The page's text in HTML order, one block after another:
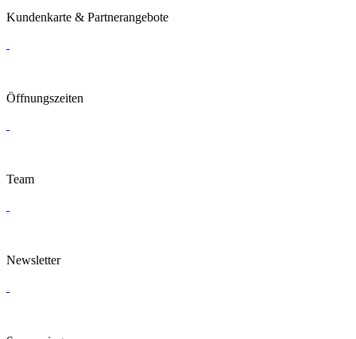
Kundenkarte & Partnerangebote
Öffnungszeiten
Team
Newsletter